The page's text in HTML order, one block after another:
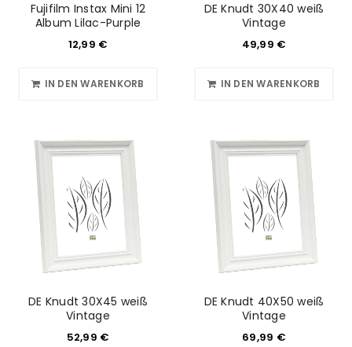
Fujifilm Instax Mini 12
Album Lilac-Purple
12,99 €
IN DEN WARENKORB
DE Knudt 30X40 weiß
Vintage
49,99 €
IN DEN WARENKORB
DE Knudt 30X45 weiß
Vintage
52,99 €
DE Knudt 40X50 weiß
Vintage
69,99 €